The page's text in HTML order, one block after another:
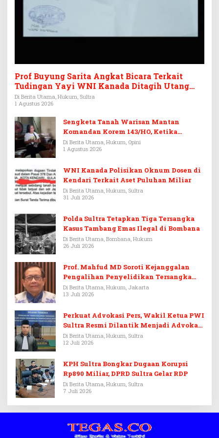
Prof Buyung Sarita Angkat Bicara Terkait
Tudingan Yayi WNI Kanada Ditagih Utang
Rp3,6 Miliar
Di Berita Utama, Hukum, Sultra
1 Agustus 2026
Sengketa Tanah Warisan Mantan
Komandan Korem 143/HO, Ketika
Warisan Menjadi Arena Pemerasan
Di Berita Utama, Hukum, Opini
1 Agustus 2026
WNI Kanada Polisikan Oknum Dosen di
Kendari Terkait Aset Puluhan Miliar
Di Berita Utama, Hukum, Sultra
31 Juli 2026
Polda Sultra Tetapkan Tiga Tersangka
Kasus Tambang Emas Ilegal di Bombana
Di Berita Utama, Bombana, Hukum
26 Juli 2026
Prof. Mahfud MD Soroti Kejanggalan
Pengalihan Penyelidikan Tersangka
Febrie Adriansyah
Di Berita Utama, Hukum, Jakarta
13 Juli 2026
Perkuat Advokasi Pers, Wakil Ketua PWI
Sultra Resmi Dilantik Menjadi Advokat
PERADI
Di Berita Utama, Hukum, Sultra
12 Juli 2026
KPH Sultra Bongkar Dugaan Korupsi
Rp890 Miliar, DPRD Sultra Gelar RDP
Di Berita Utama, Hukum, Sultra
7 Juli 2026